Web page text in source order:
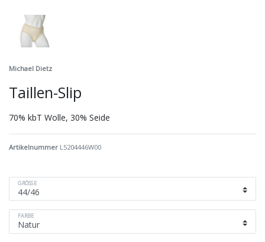
Michael Dietz
Taillen-Slip
70% kbT Wolle, 30% Seide
Artikelnummer L5204446W00
GRÖSSE
FARBE